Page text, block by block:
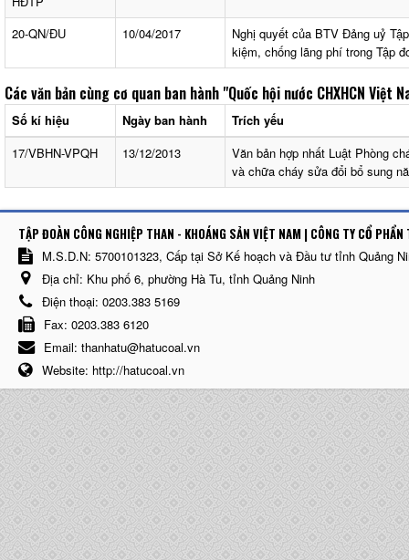
20-QN/ĐU 10/04/2017
Nghị quyết của BTV Đảng uỷ
kiệm, chống lãng phí trong Tập
Các văn bản cùng cơ quan ban hành "Quốc hội nước CHXHCN Việt
Số kí hiệu Ngày ban hành
Trích yếu
17/VBHN-VPQH
13/12/2013
Văn bản hợp nhất Luật Phòng
và chữa cháy sửa đổi bổ sung
TẬP ĐOÀN CÔNG NGHIỆP THAN - KHOÁNG SẢN VIỆT NAM | CÔNG TY CỔ
M.S.D.N: 5700101323, Cấp tại Sở Kế hoạch và Đầu tư tỉnh Quảng
Địa chỉ: Khu phố 6, phường Hà Tu, tỉnh Quảng Ninh
Điện thoại: 0203.383 5169
Fax: 0203.383 6120
Email: thanhatu@hatucoal.vn
Website: http://hatucoal.vn